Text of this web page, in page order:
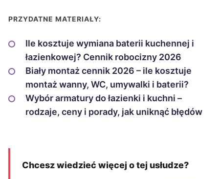
PRZYDATNE MATERIAŁY:
Ile kosztuje wymiana baterii kuchennej i
łazienkowej? Cennik robocizny 2026
Biały montaż cennik 2026 – ile kosztuje
montaż wanny, WC, umywalki i baterii?
Wybór armatury do łazienki i kuchni –
rodzaje, ceny i porady, jak uniknąć błędów
Chcesz wiedzieć więcej o tej usłudze?